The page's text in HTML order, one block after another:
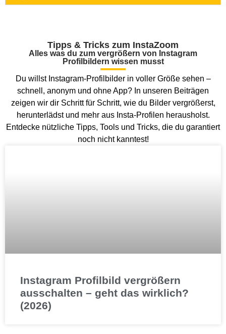
Tipps & Tricks zum InstaZoom
Alles was du zum vergrößern von Instagram
Profilbildern wissen musst
Du willst Instagram-Profilbilder in voller Größe sehen –
schnell, anonym und ohne App? In unseren Beiträgen
zeigen wir dir Schritt für Schritt, wie du Bilder vergrößerst,
herunterlädst und mehr aus Insta-Profilen herausholst.
Entdecke nützliche Tipps, Tools und Tricks, die du garantiert
noch nicht kanntest!
Instagram Profilbild vergrößern
ausschalten – geht das wirklich?
(2026)